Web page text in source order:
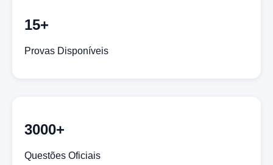
15+
Provas Disponíveis
3000+
Questões Oficiais